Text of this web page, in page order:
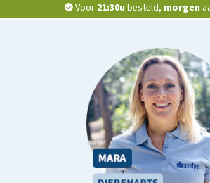
Voor 21:30u besteld, morgen